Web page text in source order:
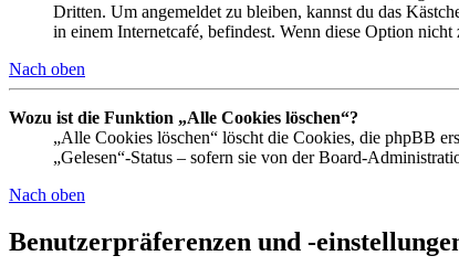
Dritten. Um angemeldet zu bleiben, kannst du das
in einem Internetcafé, befindest. Wenn diese Option
Nach oben
Wozu ist die Funktion „Alle Cookies löschen“?
„Alle Cookies löschen“ löscht die Cookies, die phpBB
„Gelesen“-Status – sofern sie von der Board-
Nach oben
Benutzerpräferenzen und -